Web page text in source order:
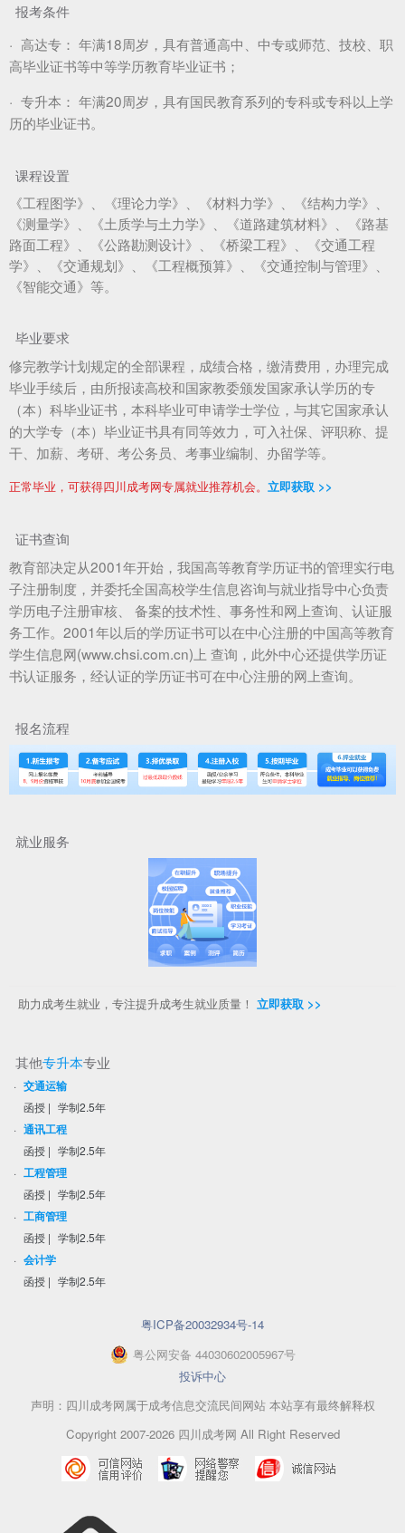
报考条件
· 高达专： 年满18周岁，具有普通高中、中专或师范、技校、职
高毕业证书等中等学历教育毕业证书；
· 专升本： 年满20周岁，具有国民教育系列的专科或专科以上学
历的毕业证书。
课程设置
《工程图学》、《理论力学》、《材料力学》、《结构力学》、
《测量学》、《土质学与土力学》、《道路建筑材料》、《路基
路面工程》、《公路勘测设计》、《桥梁工程》、《交通工程
学》、《交通规划》、《工程概预算》、《交通控制与管理》、
《智能交通》等。
毕业要求
修完教学计划规定的全部课程，成绩合格，缴清费用，办理完成
毕业手续后，由所报读高校和国家教委颁发国家承认学历的专
（本）科毕业证书，本科毕业可申请学士学位，与其它国家承认
的大学专（本）毕业证书具有同等效力，可入社保、评职称、提
干、加薪、考研、考公务员、考事业编制、办留学等。
正常毕业，可获得四川成考网专属就业推荐机会。 立即获取 >>
证书查询
教育部决定从2001年开始，我国高等教育学历证书的管理实行电
子注册制度，并委托全国高校学生信息咨询与就业指导中心负责
学历电子注册审核、 备案的技术性、事务性和网上查询、认证服
务工作。2001年以后的学历证书可以在中心注册的中国高等教育
学生信息网(www.chsi.com.cn)上 查询，此外中心还提供学历证
书认证服务，经认证的学历证书可在中心注册的网上查询。
报名流程
就业服务
助力成考生就业，专注提升成考生就业质量！ 立即获取 >>
其他专升本专业
· 交通运输
函授 | 学制2.5年
· 通讯工程
函授 | 学制2.5年
· 工程管理
函授 | 学制2.5年
· 工商管理
函授 | 学制2.5年
· 会计学
函授 | 学制2.5年
粤ICP备20032934号-14
粤公网安备 44030602005967号
投诉中心
声明：四川成考网属于成考信息交流民间网站 本站享有最终解释权
Copyright 2007-2026 四川成考网 All Right Reserved